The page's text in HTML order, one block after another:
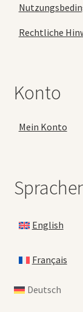
Rechtliche
Konto
Mein Konto
English
Français
Deutsch